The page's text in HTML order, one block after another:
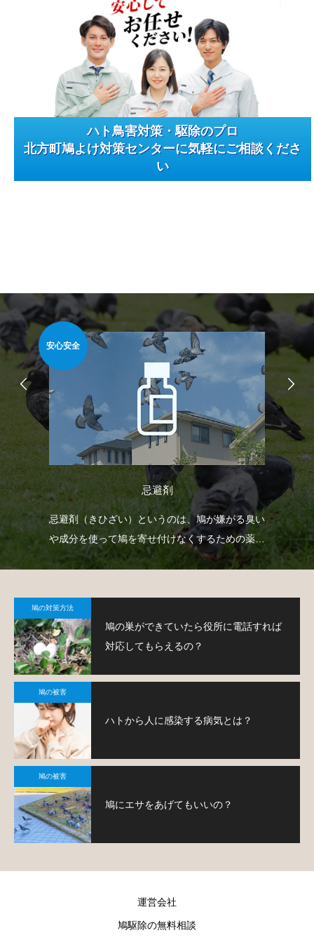
ハト鳥害対策・駆除のプロ
北方町鳩よけ対策センターに気軽にご相談くださ
い
安心安全
忌避剤
忌避剤（きひざい）というのは、鳩が嫌がる臭い
や成分を使って鳩を寄せ付けなくするための薬剤
で、様々なタイプのものがあります。
鳩の対策方法
鳩の巣ができていたら役所に電話すれば
対応してもらえるの？
鳩の被害
ハトから人に感染する病気とは？
鳩の被害
鳩にエサをあげてもいいの？
運営会社
鳩駆除の無料相談